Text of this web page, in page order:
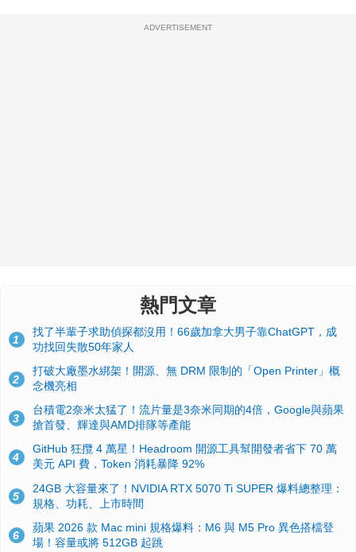
ADVERTISEMENT
熱門文章
1
找了半輩子求助偵探都沒用！66歲加拿大男子靠ChatGPT，成
功找回失散50年家人
2
打破大廠墨水綁架！開源、無 DRM 限制的「Open Printer」概
念機亮相
3
台積電2奈米太猛了！流片量是3奈米同期的4倍，Google與蘋果
搶首發、輝達與AMD排隊等產能
4
GitHub 狂攬 4 萬星！Headroom 開源工具幫開發者省下 70 萬
美元 API 費，Token 消耗暴降 92%
5
24GB 大容量來了！NVIDIA RTX 5070 Ti SUPER 爆料總整理：
規格、功耗、上市時間
6
蘋果 2026 款 Mac mini 規格爆料：M6 與 M5 Pro 異色搭檔登
場！容量或將 512GB 起跳